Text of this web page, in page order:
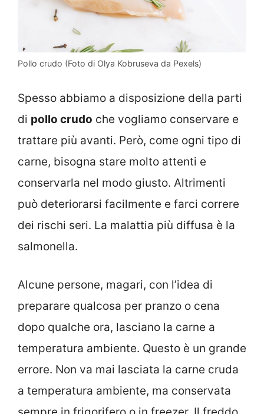
Pollo crudo (Foto di Olya Kobruseva da Pexels)
Spesso abbiamo a disposizione della parti
di pollo crudo che vogliamo conservare e
trattare più avanti. Però, come ogni tipo di
carne, bisogna stare molto attenti e
conservarla nel modo giusto. Altrimenti
può deteriorarsi facilmente e farci correre
dei rischi seri. La malattia più diffusa è la
salmonella.
Alcune persone, magari, con l’idea di
preparare qualcosa per pranzo o cena
dopo qualche ora, lasciano la carne a
temperatura ambiente. Questo è un grande
errore. Non va mai lasciata la carne cruda
a temperatura ambiente, ma conservata